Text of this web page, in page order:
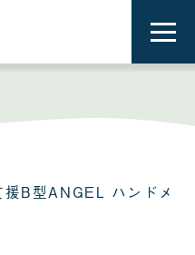
ニ
B型ANGEL ハンドメ